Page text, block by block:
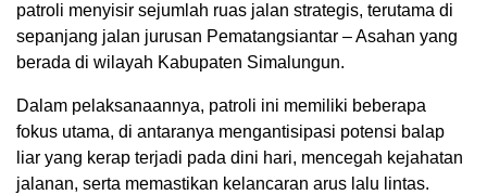
patroli menyisir sejumlah ruas jalan strategis, terutama di
sepanjang jalan jurusan Pematangsiantar – Asahan yang
berada di wilayah Kabupaten Simalungun.
Dalam pelaksanaannya, patroli ini memiliki beberapa
fokus utama, di antaranya mengantisipasi potensi balap
liar yang kerap terjadi pada dini hari, mencegah kejahatan
jalanan, serta memastikan kelancaran arus lalu lintas.